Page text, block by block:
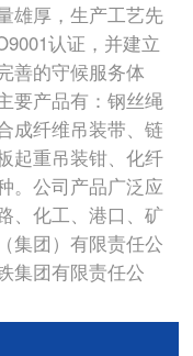
雄厚，生产工艺先
认证，并建立
善的守候服务体
要产品有：钢丝绳
成纤维吊装带、链
起重吊装钳、化纤
。公司产品广泛应
、化工、港口、矿
集团）有限责任公
集团有限责任公